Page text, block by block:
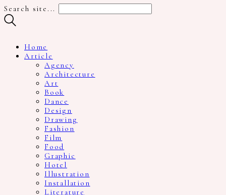
Search site...
Home
Article
Agency
Architecture
Art
Book
Dance
Design
Drawing
Fashion
Film
Food
Graphic
Hotel
Illustration
Installation
Literature